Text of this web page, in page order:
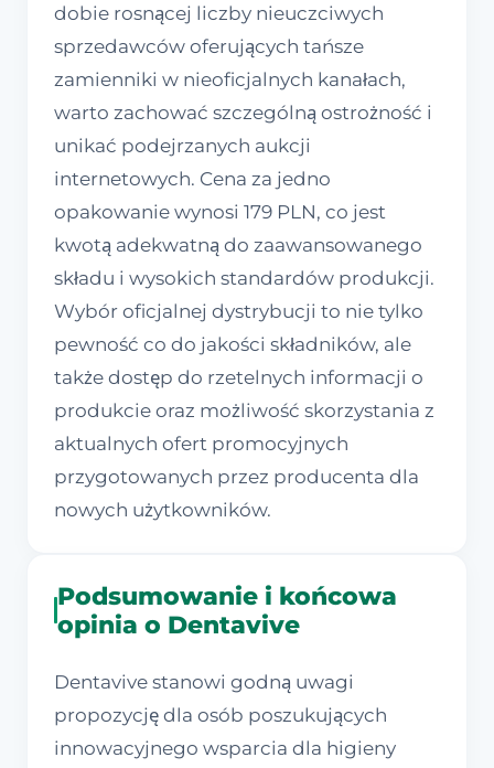
dobie rosnącej liczby nieuczciwych
sprzedawców oferujących tańsze
zamienniki w nieoficjalnych kanałach,
warto zachować szczególną ostrożność i
unikać podejrzanych aukcji
internetowych. Cena za jedno
opakowanie wynosi 179 PLN, co jest
kwotą adekwatną do zaawansowanego
składu i wysokich standardów produkcji.
Wybór oficjalnej dystrybucji to nie tylko
pewność co do jakości składników, ale
także dostęp do rzetelnych informacji o
produkcie oraz możliwość skorzystania z
aktualnych ofert promocyjnych
przygotowanych przez producenta dla
nowych użytkowników.
Podsumowanie i końcowa
opinia o Dentavive
Dentavive stanowi godną uwagi
propozycję dla osób poszukujących
innowacyjnego wsparcia dla higieny